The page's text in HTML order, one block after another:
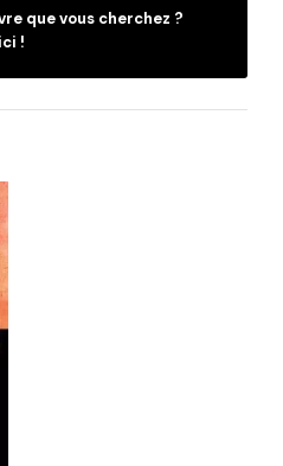
que vous cherchez ?
!